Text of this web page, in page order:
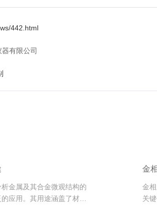
442.html
有限公司
金属及其合金微观结构的
应用。其用途涵盖了材料
金
金
关